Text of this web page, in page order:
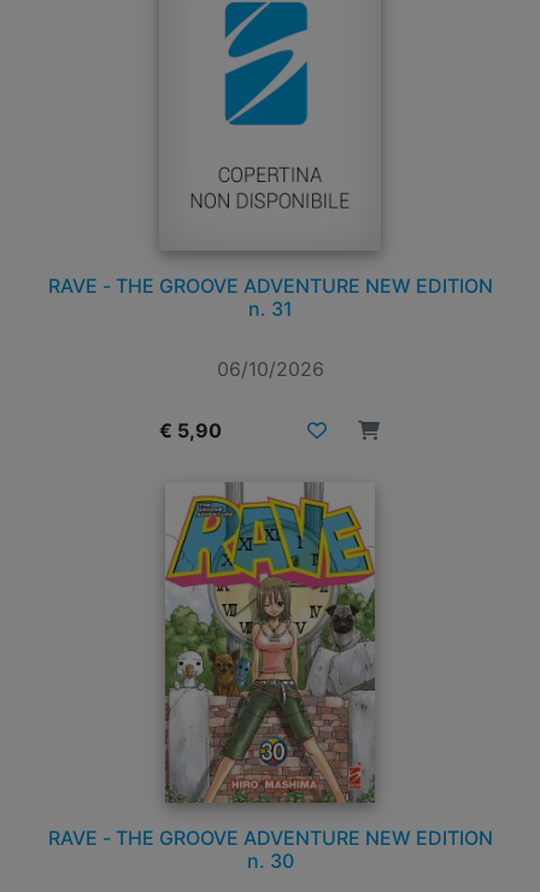
RAVE - THE GROOVE ADVENTURE NEW EDITION
n. 31
06/10/2026
€ 5,90
RAVE - THE GROOVE ADVENTURE NEW EDITION
n. 30